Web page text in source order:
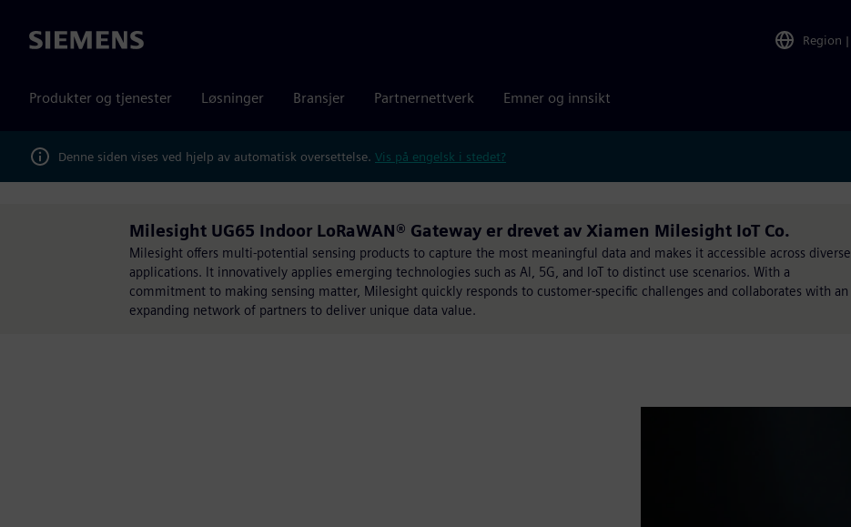
Siemens Region |
Produkter og tjenester Løsninger Bransjer Partnernettverk Emner og innsikt
Denne siden vises ved hjelp av automatisk oversettelse. Vis på engelsk i stedet?
Milesight UG65 Indoor LoRaWAN® Gateway er drevet av Xiamen Milesight IoT Co.
Milesight offers multi-potential sensing products to capture the most meaningful data and makes it accessible across diverse
applications. It innovatively applies emerging technologies such as Al, 5G, and loT to distinct use scenarios. With a
commitment to making sensing matter, Milesight quickly responds to customer-specific challenges and collaborates with an
expanding network of partners to deliver unique data value.